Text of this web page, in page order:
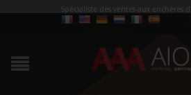
Spécialiste des ventes aux enchères